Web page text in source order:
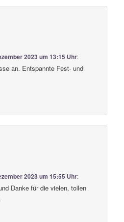
2023 um 13:15 Uhr:
an. Entspannte Fest- und
2023 um 15:55 Uhr:
Danke für die vielen, tollen